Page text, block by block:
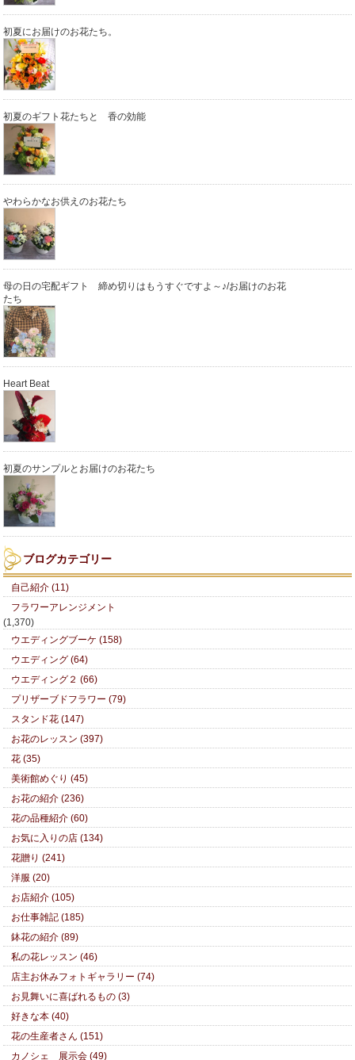
初夏にお届けのお花たち。
初夏のギフト花たちと 香の効能
やわらかなお供えのお花たち
母の日の宅配ギフト 締め切りはもうすぐですよ～♪/お届けのお花
たち
Heart Beat
初夏のサンプルとお届けのお花たち
ブログカテゴリー
自己紹介 (11)
フラワーアレンジメント
(1,370)
ウエディングブーケ (158)
ウエディング (64)
ウエディング２ (66)
プリザーブドフラワー (79)
スタンド花 (147)
お花のレッスン (397)
花 (35)
美術館めぐり (45)
お花の紹介 (236)
花の品種紹介 (60)
お気に入りの店 (134)
花贈り (241)
洋服 (20)
お店紹介 (105)
お仕事雑記 (185)
鉢花の紹介 (89)
私の花レッスン (46)
店主お休みフォトギャラリー (74)
お見舞いに喜ばれるもの (3)
好きな本 (40)
花の生産者さん (151)
カノシェ 展示会 (49)